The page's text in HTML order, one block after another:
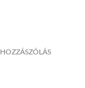
HOZZÁSZÓLÁS